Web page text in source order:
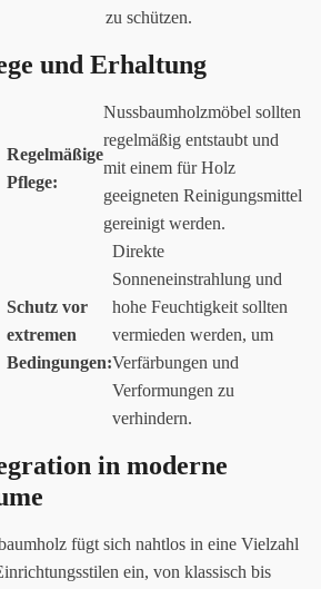
zu schützen.
und Erhaltung
Regelmäßige
Pflege:
Nussbaumholzmöbel sollten
regelmäßig entstaubt und
mit einem für Holz
geeigneten Reinigungsmittel
gereinigt werden.
Schutz vor
extremen
Bedingungen:
Direkte
Sonneneinstrahlung und
hohe Feuchtigkeit sollten
vermieden werden, um
Verfärbungen und
Verformungen zu
verhindern.
in moderne
fügt sich nahtlos in eine Vielzahl
ein, von klassisch bis